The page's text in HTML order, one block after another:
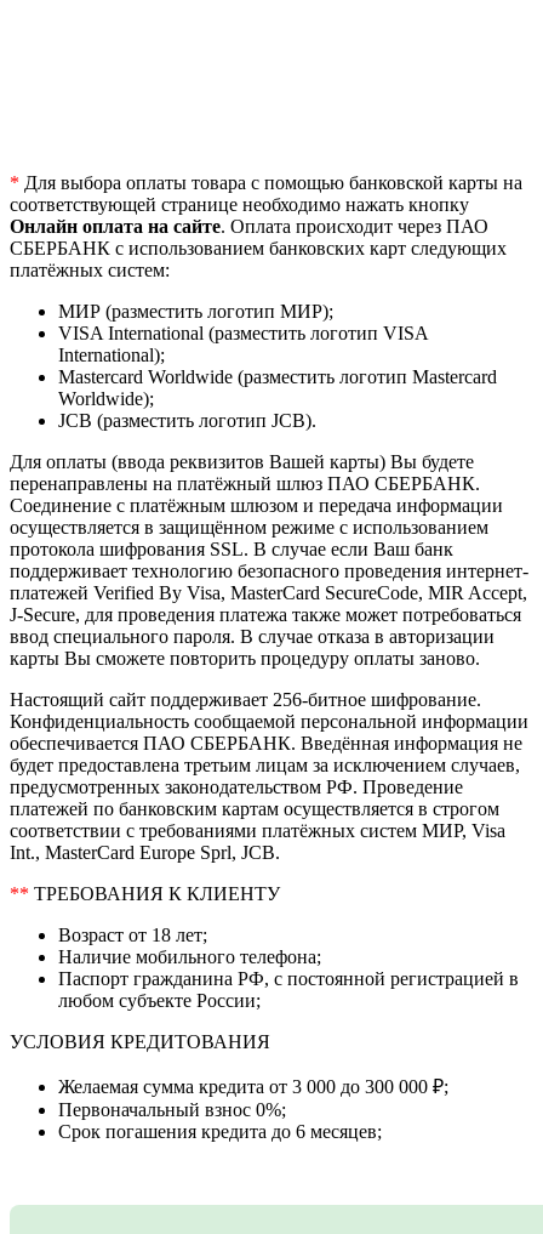
* Для выбора оплаты товара с помощью банковской карты на
соответствующей странице необходимо нажать кнопку
Онлайн оплата на сайте. Оплата происходит через ПАО
СБЕРБАНК с использованием банковских карт следующих
платёжных систем:
МИР (разместить логотип МИР);
VISA International (разместить логотип VISA
International);
Mastercard Worldwide (разместить логотип Mastercard
Worldwide);
JCB (разместить логотип JCB).
Для оплаты (ввода реквизитов Вашей карты) Вы будете
перенаправлены на платёжный шлюз ПАО СБЕРБАНК.
Соединение с платёжным шлюзом и передача информации
осуществляется в защищённом режиме с использованием
протокола шифрования SSL. В случае если Ваш банк
поддерживает технологию безопасного проведения интернет-
платежей Verified By Visa, MasterCard SecureCode, MIR Accept,
J-Secure, для проведения платежа также может потребоваться
ввод специального пароля. В случае отказа в авторизации
карты Вы сможете повторить процедуру оплаты заново.
Настоящий сайт поддерживает 256-битное шифрование.
Конфиденциальность сообщаемой персональной информации
обеспечивается ПАО СБЕРБАНК. Введённая информация не
будет предоставлена третьим лицам за исключением случаев,
предусмотренных законодательством РФ. Проведение
платежей по банковским картам осуществляется в строгом
соответствии с требованиями платёжных систем МИР, Visa
Int., MasterCard Europe Sprl, JCB.
** ТРЕБОВАНИЯ К КЛИЕНТУ
Возраст от 18 лет;
Наличие мобильного телефона;
Паспорт гражданина РФ, с постоянной регистрацией в
любом субъекте России;
УСЛОВИЯ КРЕДИТОВАНИЯ
Желаемая сумма кредита от 3 000 до 300 000 ₽;
Первоначальный взнос 0%;
Срок погашения кредита до 6 месяцев;